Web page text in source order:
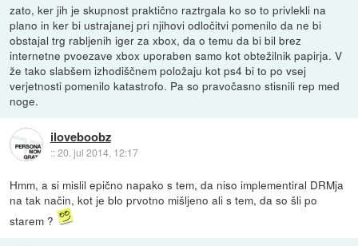
zato, ker jih je skupnost praktično raztrgala ko so to privlekli na
plano in ker bi ustrajanej pri njihovi odločitvi pomenilo da ne bi
obstajal trg rabljenih iger za xbox, da o temu da bi bil brez
internetne pvoezave xbox uporaben samo kot obtežilnik papirja. V
že tako slabšem izhodiščnem položaju kot ps4 bi to po vsej
verjetnosti pomenilo katastrofo. Pa so pravočasno stisnili rep med
noge.
iloveboobz
::20. jul 2014, 12:17
Hmm, a si mislil epično napako s tem, da niso implementiral DRMja
na tak način, kot je blo prvotno mišljeno ali s tem, da so šli po
starem ?